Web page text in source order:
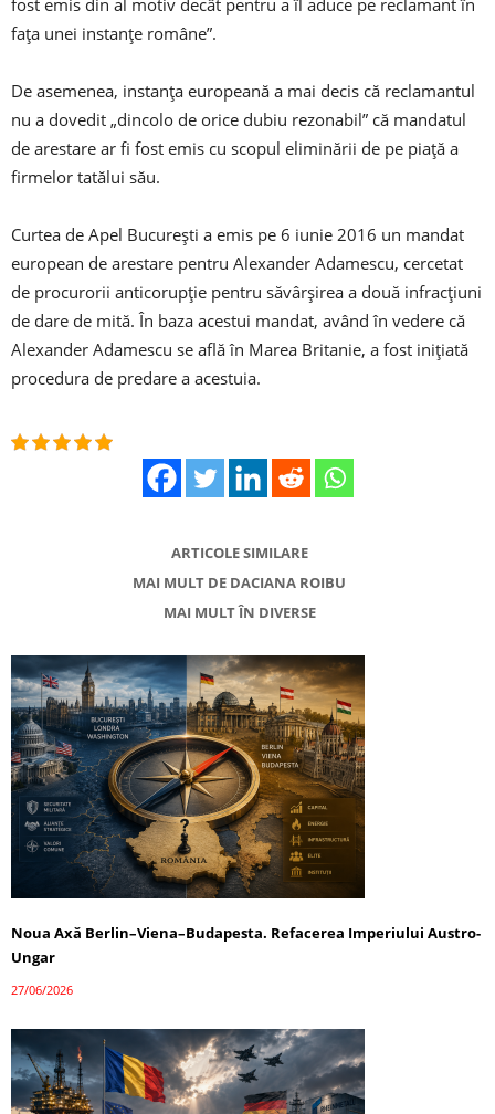
faţa unei instanţe române”.
De asemenea, instanţa europeană a mai decis că reclamantul
nu a dovedit „dincolo de orice dubiu rezonabil” că mandatul
de arestare ar fi fost emis cu scopul eliminării de pe piaţă a
firmelor tatălui său.
Curtea de Apel Bucureşti a emis pe 6 iunie 2016 un mandat
european de arestare pentru Alexander Adamescu, cercetat
de procurorii anticorupţie pentru săvârşirea a două infracţiuni
de dare de mită. În baza acestui mandat, având în vedere că
Alexander Adamescu se află în Marea Britanie, a fost iniţiată
procedura de predare a acestuia.
ARTICOLE SIMILARE
MAI MULT DE DACIANA ROIBU
MAI MULT ÎN DIVERSE
Noua Axă Berlin–Viena–Budapesta. Refacerea Imperiului Austro-
Ungar
27/06/2026